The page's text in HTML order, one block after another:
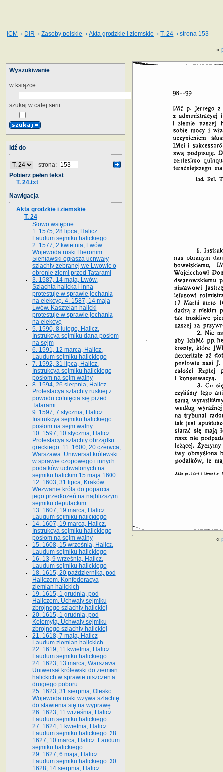
ICM › DIR ›Zasoby polskie ›Akta grodzkie i ziemskie ›T. 24 › strona 153
«
«
Wyszukiwanie
w książce
szukaj w całej serii
Idź do
strona:
Pobierz pełen tekst
T. 24.txt
Nawigacja
Akta grodzkie i ziemskie
T. 24
Słowo wstępne
1. 1575, 28 lipca, Halicz.
Laudum sejmiku halickiego
2. 1577, 2 kwietnia, Lwów.
Wojewoda ruski Hieronim
Sieniawski ogłasza uchwały
szlachty zebranej we Lwowie o
obronie ziemi przed Tatarami
3. 1587, 14 maja, Lwów.
Szlachta halicka i inna
protestuje w sprawie jechania
na elekcyę. 4. 1587, 14 maja,
Lwów. Kasztelan halicki
protestuje w sprawie jechania
na elekcyę
5. 1590, 8 lutego, Halicz.
Instrukcya sejmiku dana posłom
na sejm
6. 1591, 12 marca, Halicz.
Laudum sejmiku halickiego
7. 1592, 31 lipca, Halicz.
Instrukcya sejmiku halickiego
posłom na sejm walny
8. 1594, 26 sierpnia, Halicz.
Protestacya szlachty ruskiej z
powodu cofnięcia się przed
Tatarami
9. 1597, 7 stycznia, Halicz.
Instrukcya sejmiku halickiego
posłom na sejm walny
10. 1597, 10 stycznia, Halicz.
Protestacya szlachty obrządku
greckiego. 11. 1600, 20 czerwca,
Warszawa. Uniwersał królewski
w sprawie czopowego i innych
podatków uchwalonych na
sejmiku halickim 15 maja 1600
12. 1603, 31 lipca, Kraków.
Wezwanie króla do poparcia
jego przedłożeń na najbliższym
sejmiku deputackim
13. 1607, 19 marca, Halicz.
Laudum sejmiku halickiego
14. 1607, 19 marca, Halicz.
Instrukcya sejmiku halickiego
posłom na sejm walny
15. 1608, 15 września, Halicz.
Laudum sejmiku halickiego
16. 13, 9 września, Halicz.
Laudum sejmiku halickiego
18. 1615, 20 października, pod
Haliczem. Konfederacya
ziemian halickich
19. 1615, 1 grudnia, pod
Haliczem. Uchwały sejmiku
zbrojnego szlachty halickiej
20. 1615, 1 grudnia, pod
Kołomyją. Uchwały sejmiku
zbrojnego szlachty halickiej
21. 1618, 7 maja, Halicz
Laudum ziemian halickich.
22. 1619, 11 kwietnia, Halicz.
Laudum sejmiku halickiego
24. 1623, 13 marca, Warszawa.
Uniwersał królewski do ziemian
halickich w sprawie uiszczenia
drugiego poboru
25. 1623, 31 sierpnia, Olesko.
Wojewoda ruski wzywa szlachtę
do stawienia się na wyprawę.
26. 1623, 11 września, Halicz.
Laudum sejmiku halickiego
27. 1624, 1 kwietnia, Halicz.
Laudum sejmiku halickiego. 28.
1627, 10 marca, Halicz. Laudum
sejmiku halickiego
29. 1627, 6 maja, Halicz.
Laudum sejmiku halickiego. 30.
1628, 14 sierpnia, Halicz.